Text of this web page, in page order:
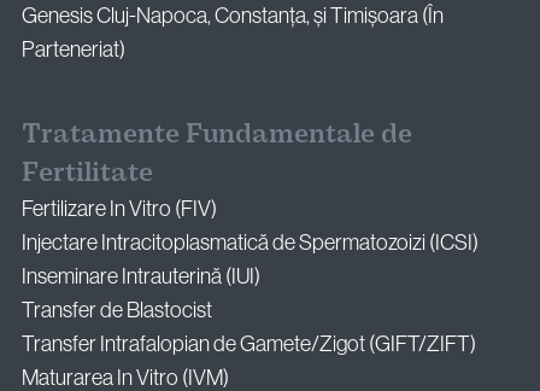
Genesis Cluj-Napoca, Constanța, și Timișoara (În
Parteneriat)
Tratamente Fundamentale de
Fertilitate
Fertilizare In Vitro (FIV)
Injectare Intracitoplasmatică de Spermatozoizi (ICSI)
Inseminare Intrauterină (IUI)
Transfer de Blastocist
Transfer Intrafalopian de Gamete/Zigot (GIFT/ZIFT)
Maturarea In Vitro (IVM)